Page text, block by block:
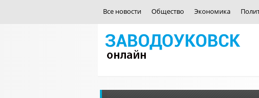
Все новости Общество Экономика